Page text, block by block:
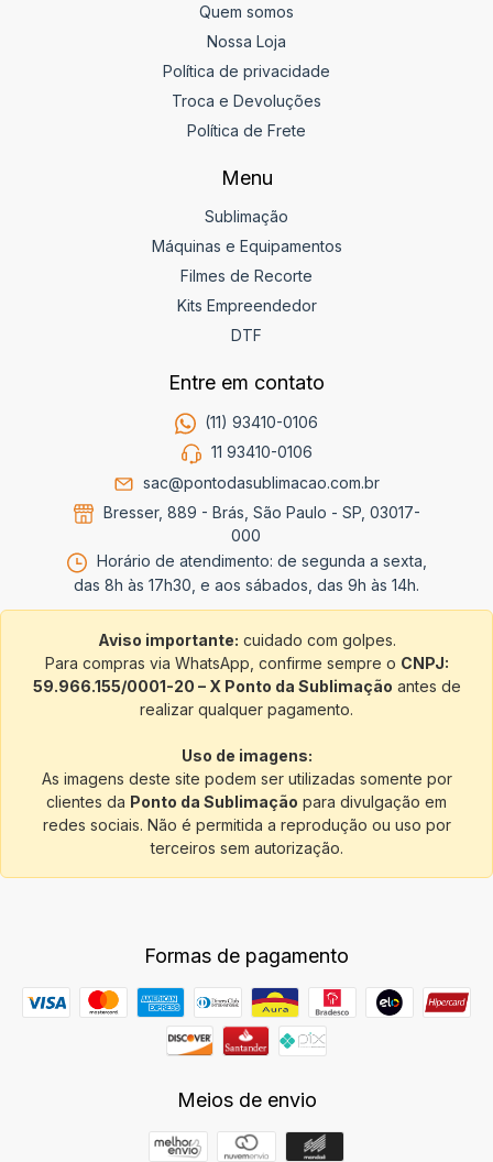
Quem somos
Nossa Loja
Política de privacidade
Troca e Devoluções
Política de Frete
Menu
Sublimação
Máquinas e Equipamentos
Filmes de Recorte
Kits Empreendedor
DTF
Entre em contato
(11) 93410-0106
11 93410-0106
sac@pontodasublimacao.com.br
Bresser, 889 - Brás, São Paulo - SP, 03017-
000
Horário de atendimento: de segunda a sexta,
das 8h às 17h30, e aos sábados, das 9h às 14h.
Aviso importante: cuidado com golpes.
Para compras via WhatsApp, confirme sempre o CNPJ:
59.966.155/0001-20 – X Ponto da Sublimação antes de
realizar qualquer pagamento.
Uso de imagens:
As imagens deste site podem ser utilizadas somente por
clientes da Ponto da Sublimação para divulgação em
redes sociais. Não é permitida a reprodução ou uso por
terceiros sem autorização.
Formas de pagamento
Meios de envio